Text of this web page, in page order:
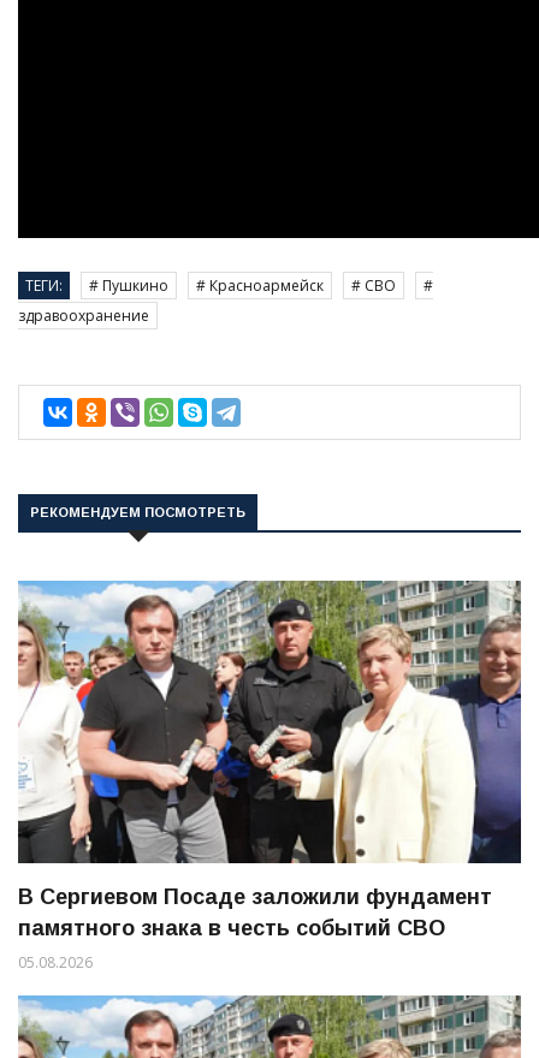
ТЕГИ: # Пушкино # Красноармейск # СВО
#
здравоохранение
РЕКОМЕНДУЕМ ПОСМОТРЕТЬ
В Сергиевом Посаде заложили фундамент
памятного знака в честь событий СВО
05.08.2026